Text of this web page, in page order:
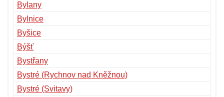
Bylany
Bylnice
Byšice
Býšť
Bystřany
Bystré (Rychnov nad Kněžnou)
Bystré (Svitavy)